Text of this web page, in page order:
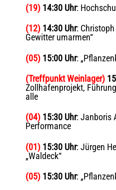
(19) 14:30 Uhr:
(12) 14:30 Uhr:
Gewitter umarmen“
(05) 15:00 Uhr:
(Treffpunkt Weinlager)
Zollhafenprojekt,
alle
(04) 15:30 Uhr: Janboris
Performance
(01) 15:30 Uhr: Jürgen
„Waldeck“
(05) 15:30 Uhr: